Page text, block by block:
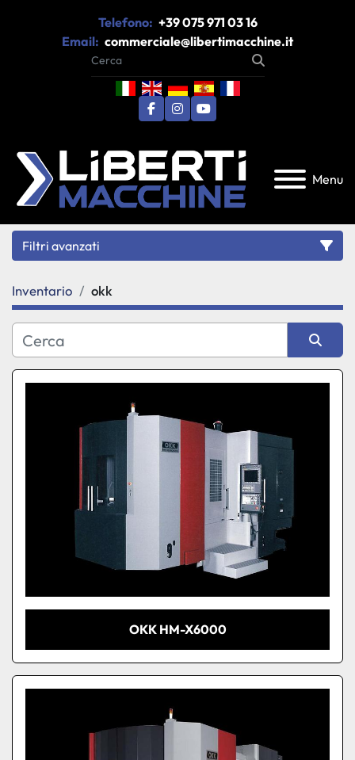
Telefono: +39 075 971 03 16
Email: commerciale@libertimacchine.it
facebook
instagram
youtube
Menu
Filtri avanzati
Categoria
Produttore
Condizione
Inventario okk
Ordina per
OKK HM-X6000